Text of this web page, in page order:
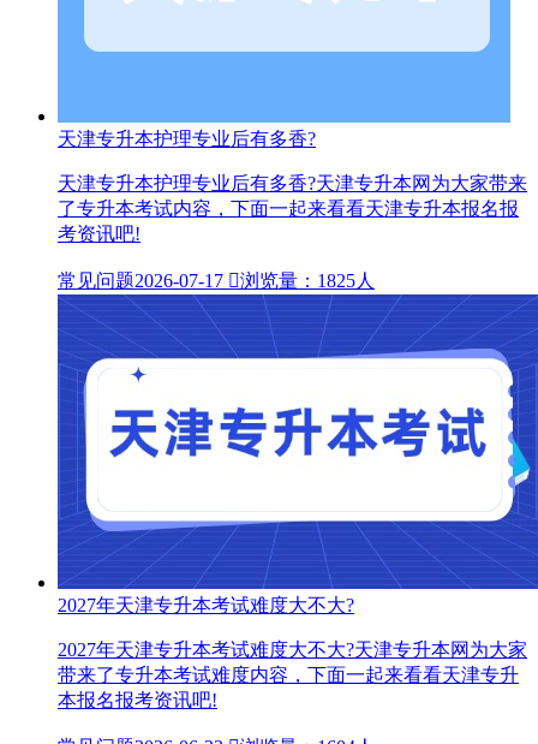
天津专升本护理专业后有多香?
天津专升本护理专业后有多香?天津专升本网为大家带来
了专升本考试内容，下面一起来看看天津专升本报名报
考资讯吧!
常见问题2026-07-17 浏览量：1825人
2027年天津专升本考试难度大不大?
2027年天津专升本考试难度大不大?天津专升本网为大家
带来了专升本考试难度内容，下面一起来看看天津专升
本报名报考资讯吧!